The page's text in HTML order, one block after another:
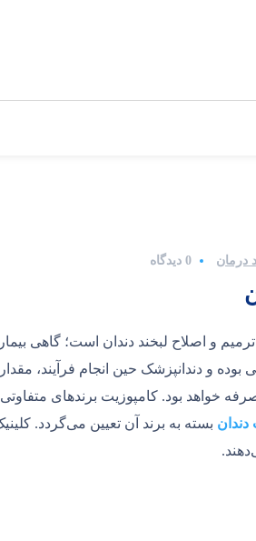
درمان 0 دیدگاه
و اصلاح لبخند دندان است؛ گاهی
و دندانپزشک حین انجام فرآیند،
خواهد بود. کامپوزیت برندهای متفاوتی
دندان بسته به برند آن تعیین می‌گردد.